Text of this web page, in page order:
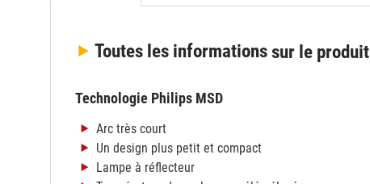
Toutes les informationssur le produit
Technologie Philips MSD
Arc très court
Un design plus petit et compact
Lampe à réflecteur